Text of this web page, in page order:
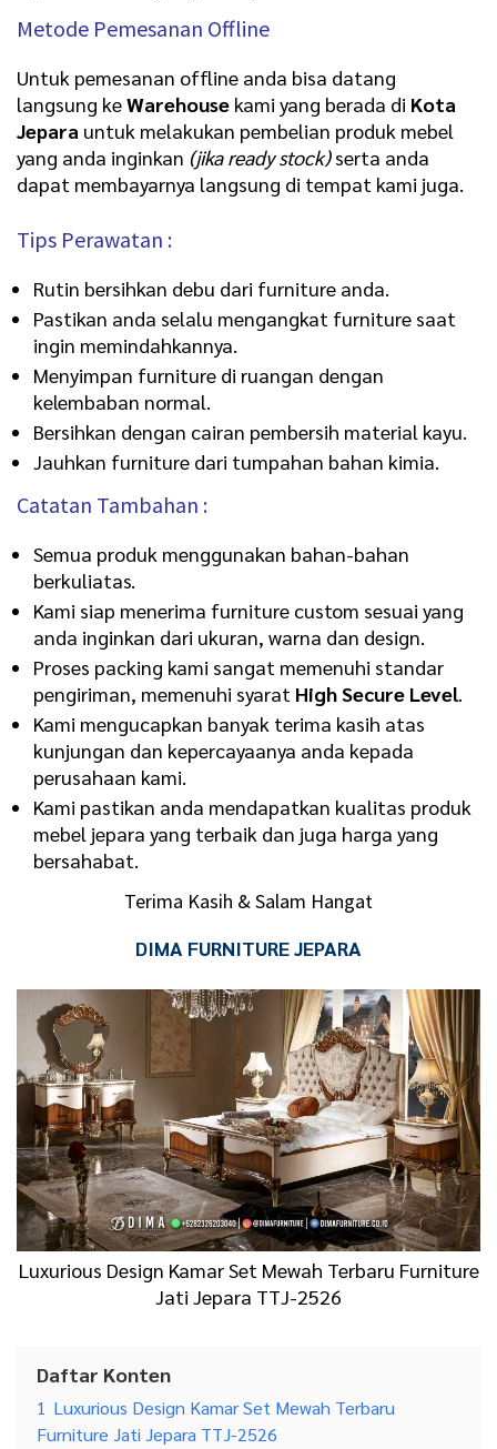
Metode Pemesanan Offline
Untuk pemesanan offline anda bisa datang
langsung keWarehouse kami yang berada di Kota
Jepara untuk melakukan pembelian produk mebel
yang anda inginkan (jika ready stock)serta anda
dapat membayarnya langsung di tempat kami juga.
Tips Perawatan :
Rutin bersihkan debu dari furniture anda.
Pastikan anda selalu mengangkat furniture saat
ingin memindahkannya.
Menyimpan furniture di ruangan dengan
kelembaban normal.
Bersihkan dengan cairan pembersih material kayu.
Jauhkan furniture dari tumpahan bahan kimia.
Catatan Tambahan :
Semua produk menggunakan bahan-bahan
berkuliatas.
Kami siap menerima furniture custom sesuai yang
anda inginkan dari ukuran, warna dan design.
Proses packing kami sangat memenuhi standar
pengiriman, memenuhi syarat High Secure Level.
Kami mengucapkan banyak terima kasih atas
kunjungan dan kepercayaanya anda kepada
perusahaan kami.
Kami pastikan anda mendapatkan kualitas produk
mebel jepara yang terbaik dan juga harga yang
bersahabat.
Terima Kasih & Salam Hangat
DIMA FURNITURE JEPARA
Luxurious Design Kamar Set Mewah Terbaru Furniture
Jati Jepara TTJ-2526
Daftar Konten
1 Luxurious Design Kamar Set Mewah Terbaru
Furniture Jati Jepara TTJ-2526